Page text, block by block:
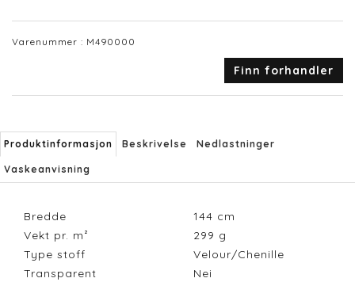
Varenummer : M490000
Finn forhandler
Produktinformasjon Beskrivelse Nedlastninger
Vaskeanvisning
Bredde 144 cm
Vekt pr. m²
299 g
Type stoff
Velour/Chenille
Transparent
Nei